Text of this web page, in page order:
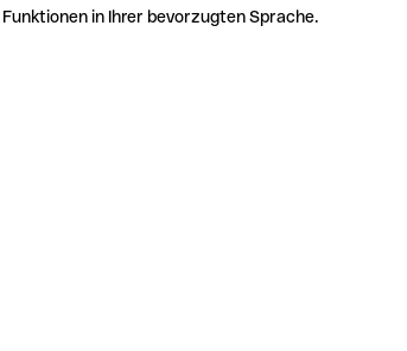
in Ihrer bevorzugten Sprache.